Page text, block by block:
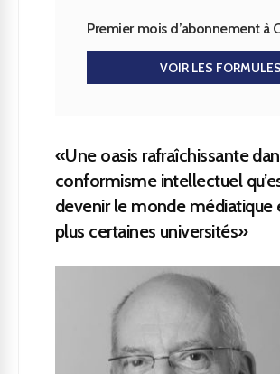
Premier mois d’abonnement à
VOIR LES FORMULES
«Une oasis rafraîchissante
conformisme intellectuel
devenir le monde médiatique
plus certaines universités»